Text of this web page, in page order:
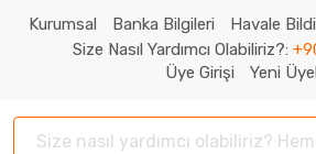
Kurumsal Banka Bilgileri Havale
Size Nasıl Yardımcı Olabiliriz?:
Üye Girişi
Yeni